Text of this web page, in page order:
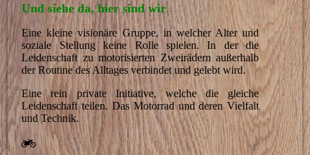
Und siehe da, hier sind wir.
Eine kleine visionäre Gruppe, in welcher Alter und
soziale Stellung keine Rolle spielen. In der die
Leidenschaft zu motorisierten Zweirädern außerhalb
der Routine des Alltages verbindet und gelebt wird.
Eine rein private Initiative, welche die gleiche
Leidenschaft teilen. Das Motorrad und deren Vielfalt
und Technik.